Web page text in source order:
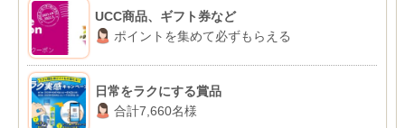
UCC商品、ギフト券など
ポイントを集めて必ずもらえる
日常をラクにする賞品
合計7,660名様